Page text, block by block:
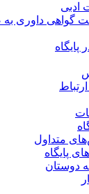
گواهی داوری به
متداول
پایگاه